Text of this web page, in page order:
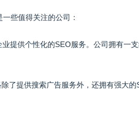
些值得关注的公司：
提供个性化的SEO服务。公司拥有一
了提供搜索广告服务外，还拥有强大